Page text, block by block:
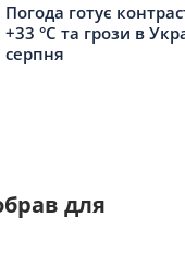
Погода готує
+33 °C та грози в
серпня
для